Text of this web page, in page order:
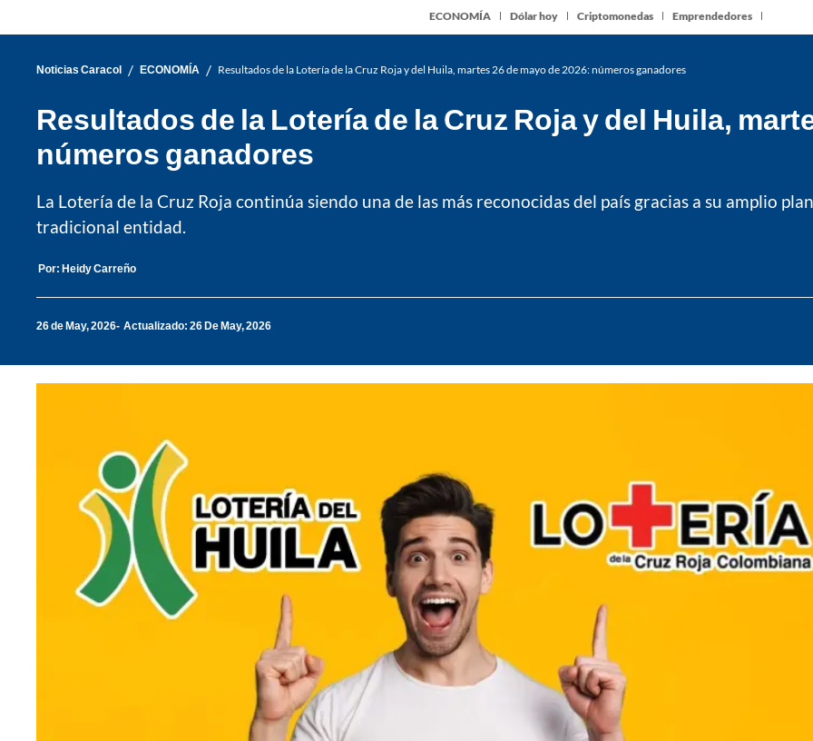
ECONOMÍA Dólar hoy Criptomonedas Emprendedores
Noticias Caracol / ECONOMÍA / Resultados de la Lotería de la Cruz Roja y del Huila, martes 26 de mayo de 2026: números ganadores
Resultados de la Lotería de la Cruz Roja y del Huila,
números ganadores
La Lotería de la Cruz Roja continúa siendo una de las más reconocidas del país gracias a su amplio
tradicional entidad.
Por: Heidy Carreño
26 de May, 2026 Actualizado: 26 De May, 2026